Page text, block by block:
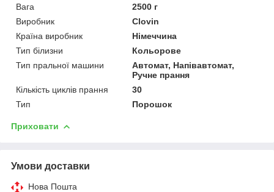
Вага
2500 г
Виробник
Clovin
Країна виробник
Німеччина
Тип білизни
Кольорове
Тип пральної машини
Автомат, Напівавтомат,
Ручне прання
Кількість циклів прання
30
Тип
Порошок
Приховати
Умови доставки
Нова Пошта